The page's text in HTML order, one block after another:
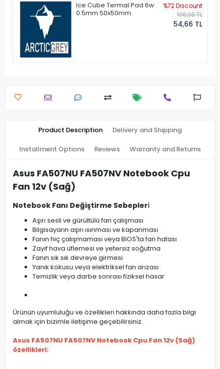
Ice Cube Termal Pad 6w
0.5mm 50x50mm
%72 Discount
198,38 TL
54,66 TL
Product Description Delivery and Shipping
Installment Options Reviews Warranty and Returns
Asus FA507NU FA507NV Notebook Cpu
Fan 12v (Sağ)
Notebook Fanı Değiştirme Sebepleri
Aşırı sesli ve gürültülü fan çalışması
Bilgisayarın aşırı ısınması ve kapanması
Fanın hiç çalışmaması veya BIOS'ta fan hatası
Zayıf hava üflemesi ve yetersiz soğutma
Fanın sık sık devreye girmesi
Yanık kokusu veya elektriksel fan arızası
Temizlik veya darbe sonrası fiziksel hasar
Ürünün uyumluluğu ve özellikleri hakkında daha fazla bilgi
almak için bizimle iletişime geçebilirsiniz.
Asus FA507NU FA507NV Notebook Cpu Fan 12v (Sağ)
özellikleri: